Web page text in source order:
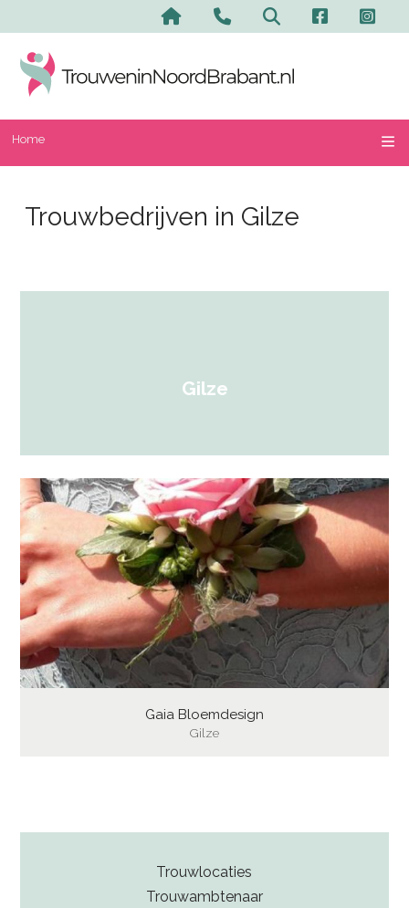
Home
Trouwbedrijven in Gilze
Gilze
Gaia Bloemdesign
Gilze
Trouwlocaties
Trouwambtenaar